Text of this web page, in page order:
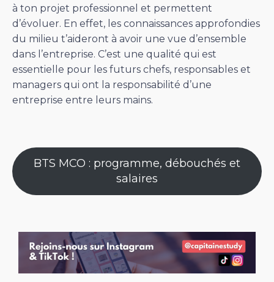
à ton projet professionnel et permettent
d’évoluer. En effet, les connaissances approfondies
du milieu t’aideront à avoir une vue d’ensemble
dans l’entreprise. C’est une qualité qui est
essentielle pour les futurs chefs, responsables et
managers qui ont la responsabilité d’une
entreprise entre leurs mains.
BTS MCO : programme, débouchés et
salaires